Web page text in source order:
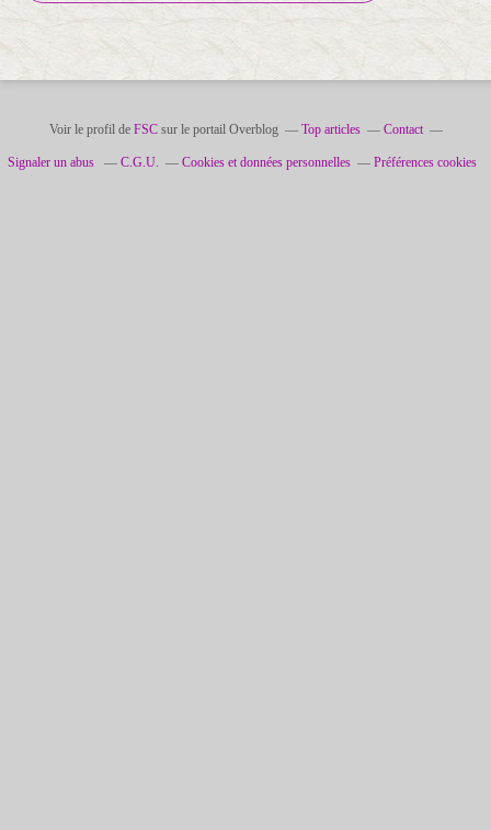
Voir le profil de FSCsur le portail Overblog Top articles Contact
Signaler un abus C.G.U. Cookies et données personnelles Préférences cookies